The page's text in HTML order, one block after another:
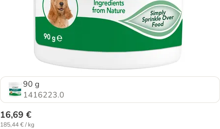
90 g
1416223.0
16,69 €
185,44 € / kg